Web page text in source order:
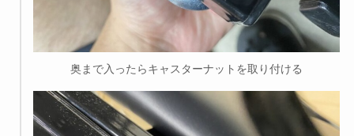
奥まで入ったらキャスターナットを取り付ける